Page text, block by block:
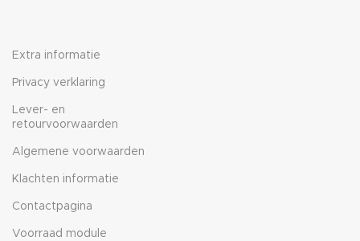
Extra informatie
Privacy verklaring
Lever- en
retourvoorwaarden
Algemene voorwaarden
Klachten informatie
Contactpagina
Voorraad module